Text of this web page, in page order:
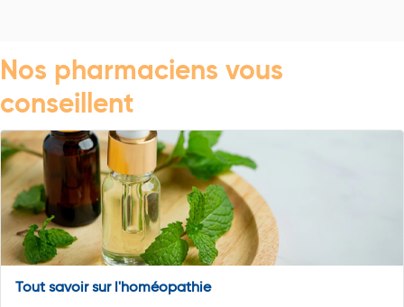
Nos pharmaciens vous
conseillent
Tout savoir sur l'homéopathie